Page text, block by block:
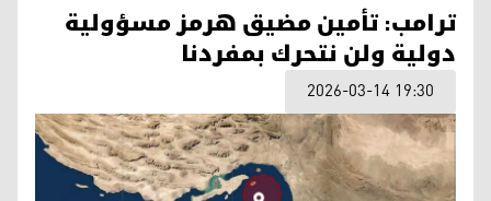
ترامب: تأمين مضيق هرمز مسؤولية
دولية ولن نتحرك بمفردنا
2026-03-14 19:30